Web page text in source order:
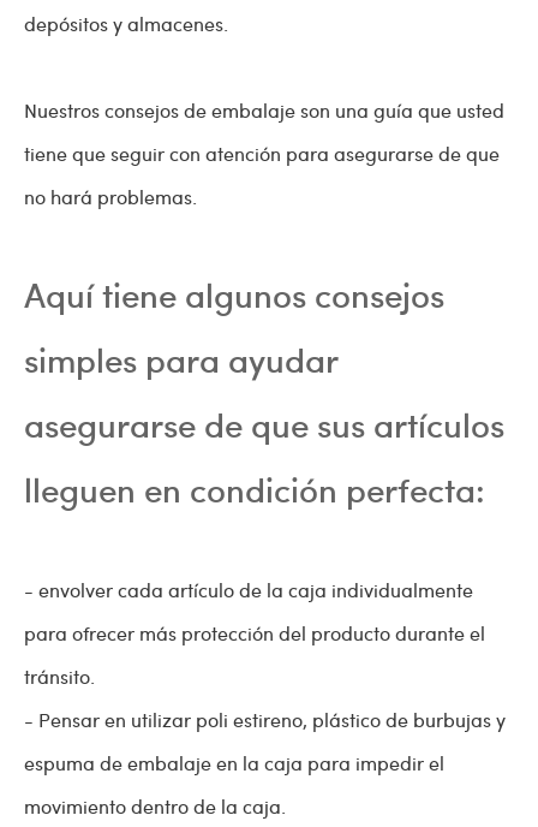
depósitos y almacenes.
Nuestros consejos de embalaje son una guía que usted
tiene que seguir con atención para asegurarse de que
no hará problemas.
Aquí tiene algunos consejos
simples para ayudar
asegurarse de que sus artículos
lleguen en condición perfecta:
- envolver cada artículo de la caja individualmente
para ofrecer más protección del producto durante el
tránsito.
- Pensar en utilizar poli estireno, plástico de burbujas y
espuma de embalaje en la caja para impedir el
movimiento dentro de la caja.